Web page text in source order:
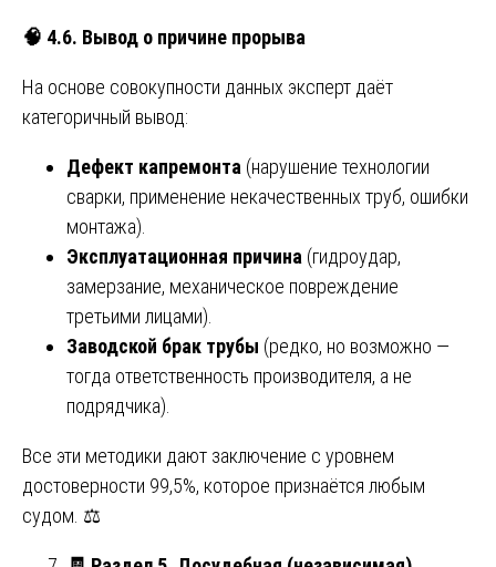
🧠 4.6. Вывод о причине прорыва
На основе совокупности данных эксперт даёт
категоричный вывод:
Дефект капремонта (нарушение технологии
сварки, применение некачественных труб, ошибки
монтажа).
Эксплуатационная причина (гидроудар,
замерзание, механическое повреждение
третьими лицами).
Заводской брак трубы (редко, но возможно —
тогда ответственность производителя, а не
подрядчика).
Все эти методики дают заключение с уровнем
достоверности 99,5%, которое признаётся любым
судом. ⚖️